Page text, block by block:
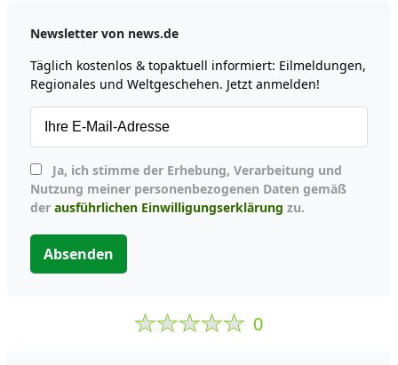
Newsletter von news.de
Täglich kostenlos & topaktuell informiert: Eilmeldungen,
Regionales und Weltgeschehen. Jetzt anmelden!
Nutzung meiner personenbezogenen Daten gemäß
der ausführlichen Einwilligungserklärung zu.
Absenden
0